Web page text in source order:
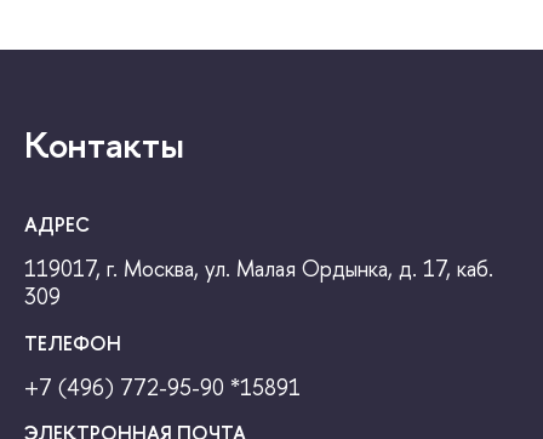
Контакты
АДРЕС
119017, г. Москва, ул. Малая Ордынка, д. 17, каб.
309
ТЕЛЕФОН
+7 (496) 772-95-90 *15891
ЭЛЕКТРОННАЯ ПОЧТА